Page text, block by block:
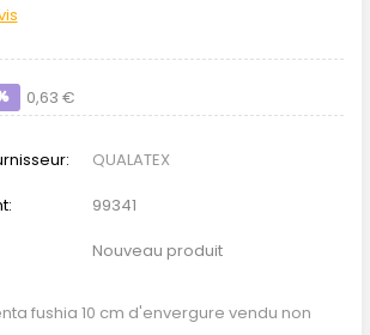
0,63 €
QUALATEX
99341
Nouveau produit
fushia 10 cm d'envergure vendu non